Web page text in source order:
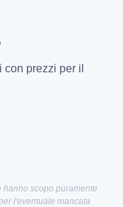
prezzi per il
scopo puramente
l'eventuale mancata